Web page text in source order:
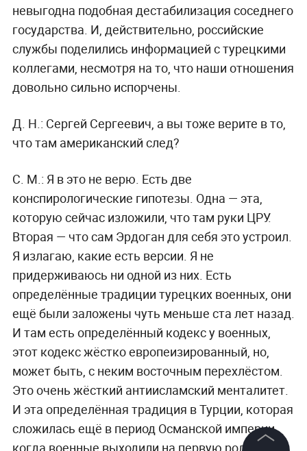
невыгодна подобная дестабилизация соседнего
государства. И, действительно, российские
службы поделились информацией с турецкими
коллегами, несмотря на то, что наши отношения
довольно сильно испорчены.
Д. Н.: Сергей Сергеевич, а вы тоже верите в то,
что там американский след?
С. М.: Я в это не верю. Есть две
конспирологические гипотезы. Одна — эта,
которую сейчас изложили, что там руки ЦРУ.
Вторая — что сам Эрдоган для себя это устроил.
Я излагаю, какие есть версии. Я не
придерживаюсь ни одной из них. Есть
определённые традиции турецких военных, они
ещё были заложены чуть меньше ста лет назад.
И там есть определённый кодекс у военных,
этот кодекс жёстко европеизированный, но,
может быть, с неким восточным перехлёстом.
Это очень жёсткий антиисламский менталитет.
И эта определённая традиция в Турции, которая
сложилась ещё в период Османской империи,
когда военные выходили на первую роль и